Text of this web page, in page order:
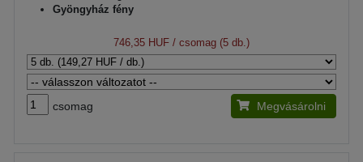
Gyöngyház fény
746,35 HUF / csomag (5 db.)
csomag Megvásárolni